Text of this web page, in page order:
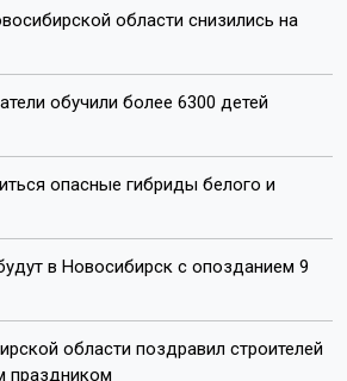
области снизились на
обучили более 6300 детей
опасные гибриды белого и
в Новосибирск с опозданием 9
области поздравил строителей
праздником